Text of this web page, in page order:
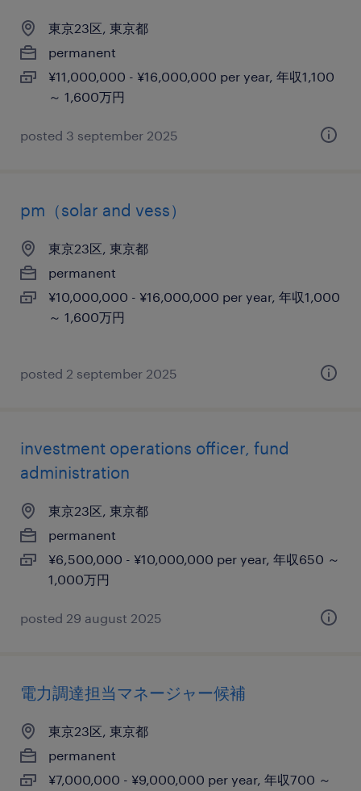
東京23区, 東京都
permanent
¥11,000,000 - ¥16,000,000 per year, 年収1,100
～ 1,600万円
posted 3 september 2025
pm（solar and vess）
東京23区, 東京都
permanent
¥10,000,000 - ¥16,000,000 per year, 年収1,000
～ 1,600万円
posted 2 september 2025
investment operations officer, fund
administration
東京23区, 東京都
permanent
¥6,500,000 - ¥10,000,000 per year, 年収650 ～
1,000万円
posted 29 august 2025
電力調達担当マネージャー候補
東京23区, 東京都
permanent
¥7,000,000 - ¥9,000,000 per year, 年収700 ～